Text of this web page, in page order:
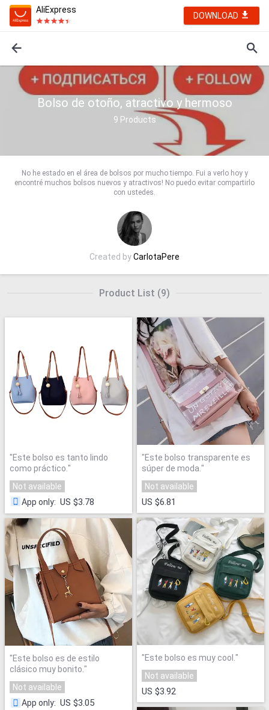
AliExpress
DOWNLOAD
Bolso de otoño, atractivo y hermoso
9 Products
No he estado en el área de bolsos por mucho tiempo. Fui a verlo hoy y
encontré muchos bolsos nuevos y atractivos! No puedo evitar compartirlo
con ustedes.
Created byCarlotaPere
Product List (9)
"Este bolso es tanto lindo
como práctico. "
Not available
App only: US $3.78
"Este bolso es de estilo
clásico muy bonito."
Not available
App only: US $3.05
"Este bolso transparente es
súper de moda. "
Not available
US $6.81
"Este bolso es muy cool. "
Not available
US $3.92